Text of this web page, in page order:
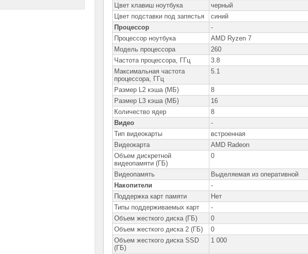
Цвет клавиш ноутбука
черный
Цвет подставки под запястья
синий
Процессор
-
Процессор ноутбука
AMD Ryzen 7
Модель процессора
260
Частота процессора, ГГц
3.8
Максимальная частота
процессора, ГГц
5.1
Размер L2 кэша (МБ)
8
Размер L3 кэша (МБ)
16
Количество ядер
8
Видео
-
Тип видеокарты
встроенная
Видеокарта
AMD Radeon
Объем дискретной
видеопамяти (ГБ)
0
Видеопамять
Выделяемая из оперативной
Накопители
-
Поддержка карт памяти
Нет
Типы поддерживаемых карт
-
Объем жесткого диска (ГБ)
0
Объем жесткого диска 2 (ГБ)
0
Объем жесткого диска SSD
(ГБ)
1 000